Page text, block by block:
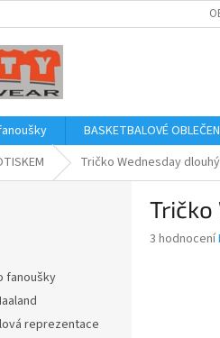
BASKETBALOVÉ
Tričko Wednesday
fanoušky
reprezentace
Průměrné
3 hodnocení